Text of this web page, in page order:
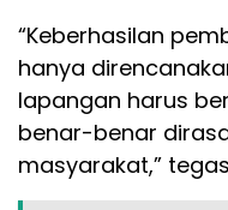
“Keberhasilan
hanya
lapangan harus
benar-benar
masyarakat,”